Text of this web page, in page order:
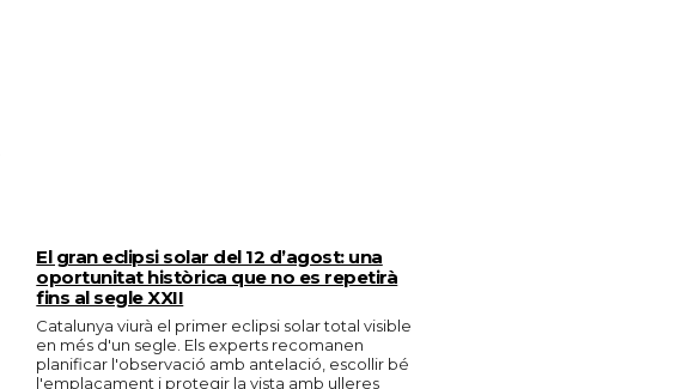
El gran eclipsi solar del 12 d’agost: una
oportunitat històrica que no es repetirà
fins al segle XXII
Catalunya viurà el primer eclipsi solar total visible
en més d'un segle. Els experts recomanen
planificar l'observació amb antelació, escollir bé
l'emplaçament i protegir la vista amb ulleres